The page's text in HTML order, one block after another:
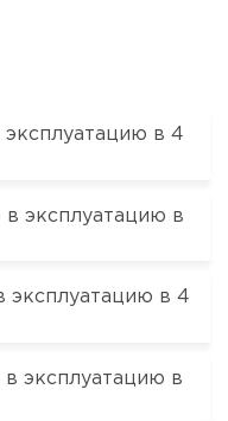
эксплуатацию в 4
в эксплуатацию в
эксплуатацию в 4
эксплуатацию в